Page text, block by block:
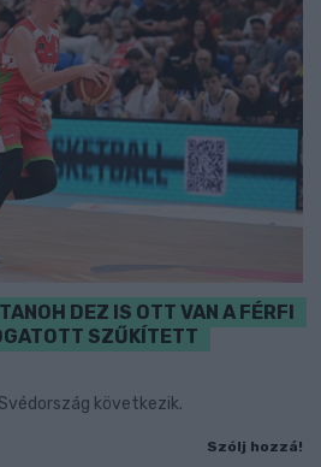
DEZ IS OTT VAN A FÉRFI
SZŰKÍTETT
következik.
Szólj hozzá!